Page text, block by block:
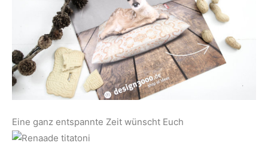
Eine ganz entspannte Zeit wünscht Euch